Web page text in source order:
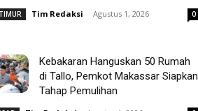
Tim Redaksi - Agustus 1, 2026 0
Kebakaran Hanguskan 50 Rumah
di Tallo, Pemkot Makassar Siapkan
Tahap Pemulihan